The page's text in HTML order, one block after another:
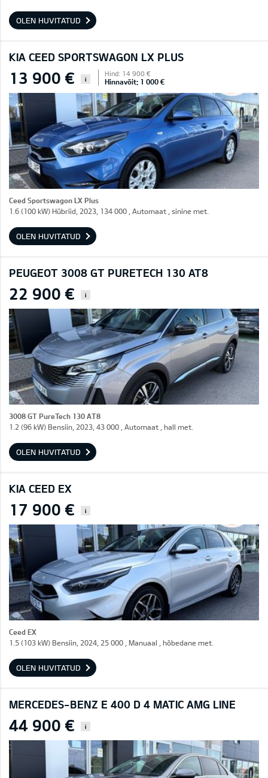
OLEN HUVITATUD
KIA CEED SPORTSWAGON LX PLUS
13 900 € i
Hind: 14 900 €
Hinnavõit: 1 000 €
Ceed Sportswagon LX Plus
1.6 (100 kW) Hübriid, 2023, 134 000 , Automaat , sinine met.
OLEN HUVITATUD
PEUGEOT 3008 GT PURETECH 130 AT8
22 900 € i
3008 GT PureTech 130 AT8
1.2 (96 kW) Bensiin, 2023, 43 000 , Automaat , hall met.
OLEN HUVITATUD
KIA CEED EX
17 900 € i
Ceed EX
1.5 (103 kW) Bensiin, 2024, 25 000 , Manuaal , hõbedane met.
OLEN HUVITATUD
MERCEDES-BENZ E 400 D 4 MATIC AMG LINE
44 900 € i